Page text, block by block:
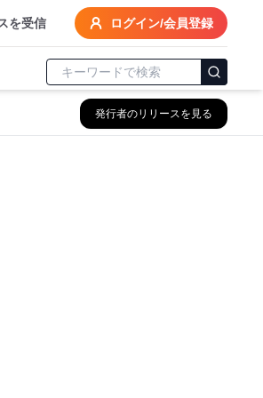
を受信 ログイン/会員登録
発行者のリリースを見る